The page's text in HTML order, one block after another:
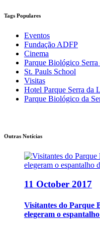
Tags Populares
Eventos
Fundação ADFP
Cinema
Parque Biológico Serra
St. Pauls School
Visitas
Hotel Parque Serra da
Parque Biológico da
Outras Notícias
11 October 2017
Visitantes do Parque
elegeram o